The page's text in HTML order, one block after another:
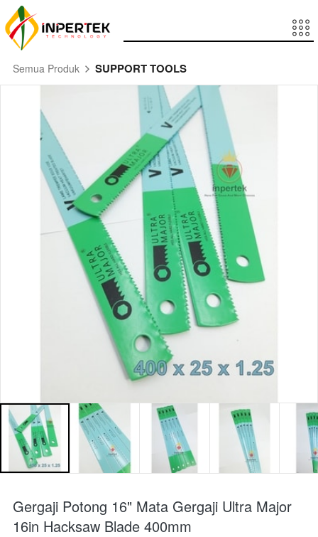
Semua Produk SUPPORT TOOLS
Gergaji Potong 16" Mata Gergaji Ultra Major
16in Hacksaw Blade 400mm